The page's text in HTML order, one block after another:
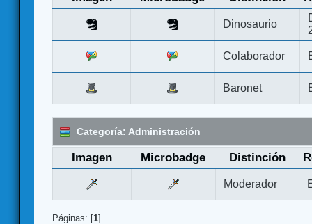
Dinosaurio
Colaborador
Baronet
Categoría: Administración
Imagen Microbadge Distinción
Moderador
Páginas: [1]